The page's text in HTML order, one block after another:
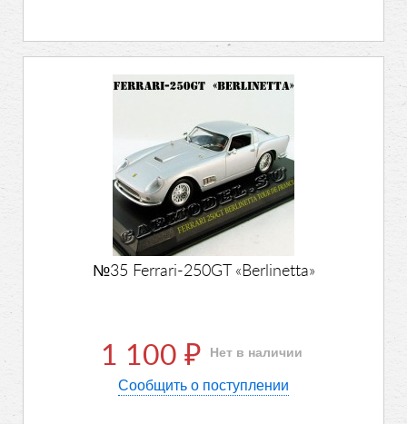
№35 Ferrari-250GT «Berlinetta»
1 100 ₽ Нет в наличии
Сообщить о поступлении